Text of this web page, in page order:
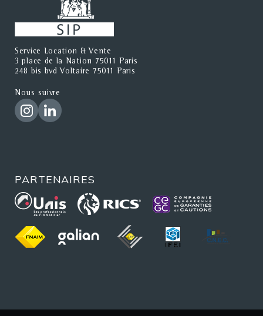
Service Location & Vente
3 place de la Nation 75011 Paris
248 bis bvd Voltaire 75011 Paris
Nous suivre
PARTENAIRES